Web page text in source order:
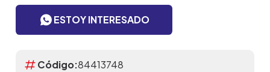
ESTOY INTERESADO
Código:84413748